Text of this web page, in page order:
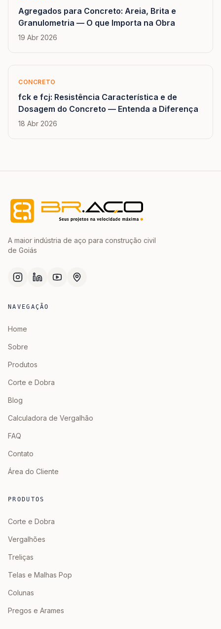
Agregados para Concreto: Areia, Brita e
Granulometria — O que Importa na Obra
19 Abr 2026
CONCRETO
fck e fcj: Resistência Característica e de
Dosagem do Concreto — Entenda a Diferença
18 Abr 2026
A maior indústria de aço para construção civil
de Goiás
NAVEGAÇÃO
Home
Sobre
Produtos
Corte e Dobra
Blog
Calculadora de Vergalhão
FAQ
Contato
Área do Cliente
PRODUTOS
Corte e Dobra
Vergalhões
Treliças
Telas e Malhas Pop
Colunas
Pregos e Arames